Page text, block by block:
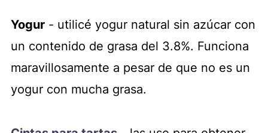
Yogur- utilicé yogur natural sin azúcar con
un contenido de grasa del 3.8%. Funciona
maravillosamente a pesar de que no es un
yogur con mucha grasa.